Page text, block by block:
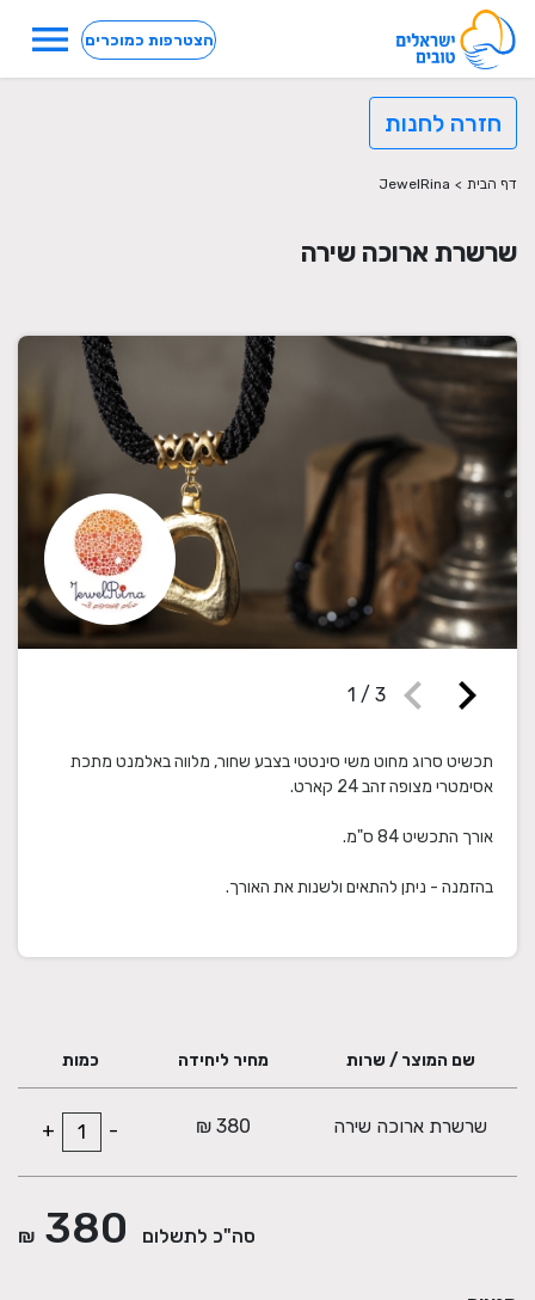
הצטרפות כמוכרים menu
חזרה לחנות
דף הבית >
JewelRina
שרשרת ארוכה שירה
chevron_right
chevron_left
1 / 3
תכשיט סרוג מחוט משי סינטטי בצבע שחור, מלווה באלמנט מתכת
בהזמנה - ניתן להתאים ולשנות את האורך.
שם המוצר / שרות מחיר ליחידה כמות
שרשרת ארוכה שירה 380 ₪
-
+
סה"כ לתשלום 380
₪